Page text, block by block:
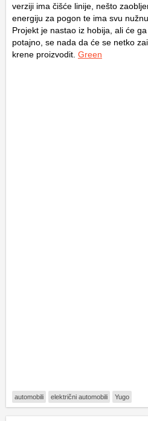
verziji ima čišće linije, nešto
energiju za pogon te ima svu
Projekt je nastao iz hobija, ali će
potajno, se nada da će se netko
krene proizvodit. Green
automobili električni automobili Yugo